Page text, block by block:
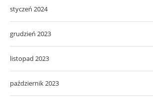
styczeń 2024
grudzień 2023
listopad 2023
październik 2023